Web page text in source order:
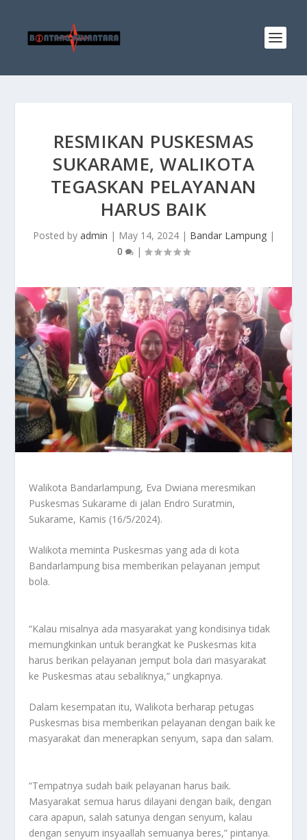
RESMIKAN PUSKESMAS
SUKARAME, WALIKOTA
TEGASKAN PELAYANAN
HARUS BAIK
Posted by admin | May 14, 2024| Bandar Lampung|
0
|
Walikota Bandarlampung, Eva Dwiana meresmikan
Puskesmas Sukarame di jalan Endro Suratmin,
Sukarame, Kamis (16/5/2024).
Walikota meminta Puskesmas yang ada di kota
Bandarlampung bisa memberikan pelayanan jemput
bola.
“Kalau misalnya ada masyarakat yang kondisinya tidak
memungkinkan untuk berangkat ke Puskesmas kita
harus berikan pelayanan jemput bola dari masyarakat
ke Puskesmas atau sebaliknya,” ungkapnya.
Dalam kesempatan itu, Walikota berharap petugas
Puskesmas bisa memberikan pelayanan dengan baik ke
masyarakat dan menerapkan senyum, sapa dan salam.
“Tempatnya sudah baik pelayanan harus baik.
Masyarakat semua harus dilayani dengan baik, dengan
cara apapun, salah satunya dengan senyum, kalau
dengan senyum insyaallah semuanya beres,” pintanya.